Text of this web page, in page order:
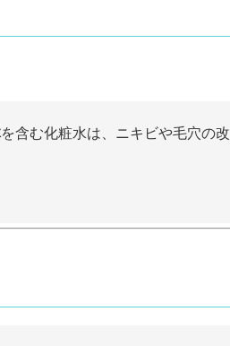
を含む化粧水は、ニキビや毛穴の改